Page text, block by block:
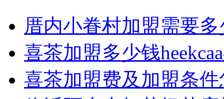
厝内小眷村加盟需要
喜茶加盟多少钱
喜茶加盟费及加盟条件